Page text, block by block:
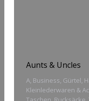
Aunts & Uncles
A, Business, Gürtel,
Kleinlederwaren &